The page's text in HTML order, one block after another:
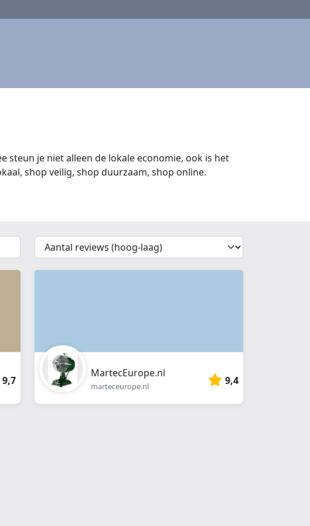
je niet alleen de lokale economie, ook is het
shop veilig, shop duurzaam, shop online.
{{
__('Sort')
}}
9,7
MartecEurope.nl
marteceurope.nl 9,4